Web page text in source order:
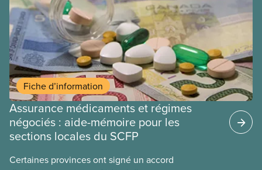
Fiche d’information
Assurance médicaments et régimes
négociés : aide-mémoire pour les
sections locales du SCFP
Certaines provinces ont signé un accord